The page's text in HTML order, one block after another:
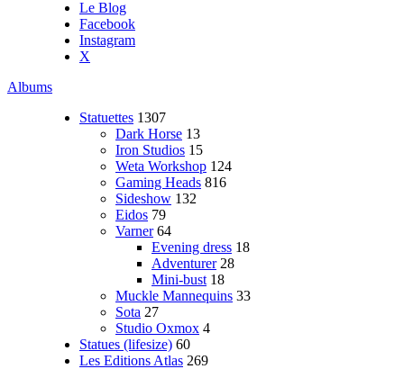
Le Blog
Facebook
Instagram
X
Albums
Statuettes 1307
Dark Horse 13
Iron Studios 15
Weta Workshop 124
Gaming Heads 816
Sideshow 132
Eidos 79
Varner 64
Evening dress 18
Adventurer 28
Mini-bust 18
Muckle Mannequins 33
Sota 27
Studio Oxmox 4
Statues (lifesize) 60
Les Editions Atlas 269